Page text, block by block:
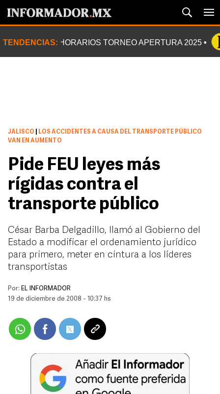
TENDENCIAS: HORARIOS TORNEO APERTURA 2025
JALISCO
LOS ACCIDENTES A CAUSA DEL TRANSPORTE PÚBLICO
VAN EN AUMENTO
Pide FEU leyes más
rígidas contra el
transporte público
César Barba Delgadillo, llamó al Gobierno del
Estado a modificar el ordenamiento jurídico
para primero, meter en cintura a los líderes
transportistas
Por: EL INFORMADOR
19 de diciembre de 2008 - 10:37 hs